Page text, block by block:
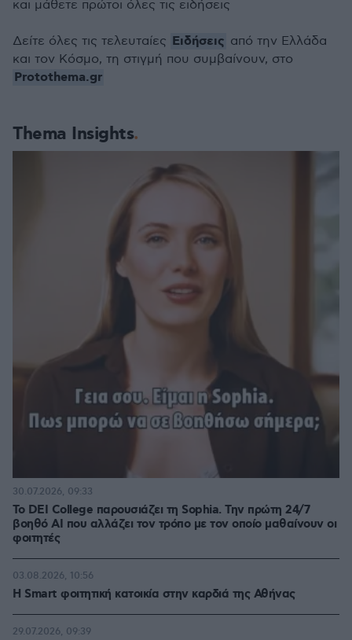
Thema Insights
Το DEI College παρουσιάζει τη Sophia. Την πρώτη 24/7
βοηθό AI που αλλάζει τον τρόπο με τον οποίο μαθαίνουν οι
φοιτητές
30.07.2026, 09:33
Η Smart φοιτητική κατοικία στην καρδιά της Αθήνας
03.08.2026, 10:56
29.07.2026, 09:39
και μάθετε πρώτοι όλες τις ειδήσεις
Δείτε όλες τις τελευταίες Ειδήσεις από την Ελλάδα
και τον Κόσμο, τη στιγμή που συμβαίνουν, στο
Protothema.gr